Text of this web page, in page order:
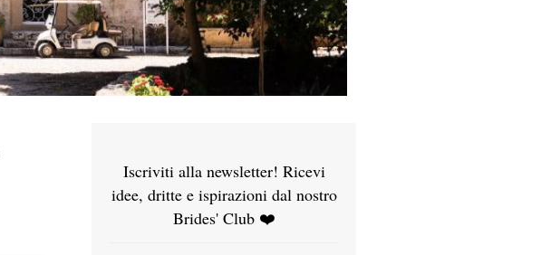
Iscriviti alla newsletter! Ricevi
idee, dritte e ispirazioni dal nostro
Brides' Club ❤️